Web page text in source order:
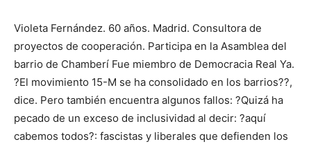
Violeta Fernández. 60 años. Madrid. Consultora de
proyectos de cooperación. Participa en la Asamblea del
barrio de Chamberí Fue miembro de Democracia Real Ya.
?El movimiento 15-M se ha consolidado en los barrios??,
dice. Pero también encuentra algunos fallos: ?Quizá ha
pecado de un exceso de inclusividad al decir: ?aquí
cabemos todos?: fascistas y liberales que defienden los